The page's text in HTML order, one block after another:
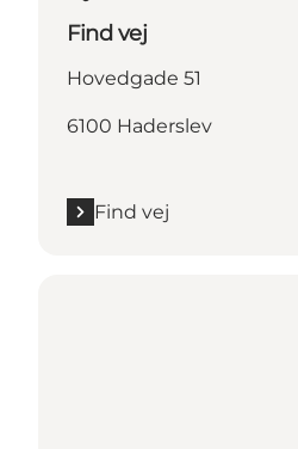
Find vej
Hovedgade 51
6100 Haderslev
Find vej